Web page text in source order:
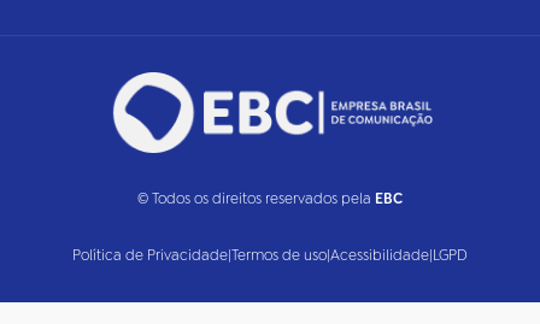
© Todos os direitos reservados pela EBC
Política de Privacidade|Termos de uso|Acessibilidade|LGPD